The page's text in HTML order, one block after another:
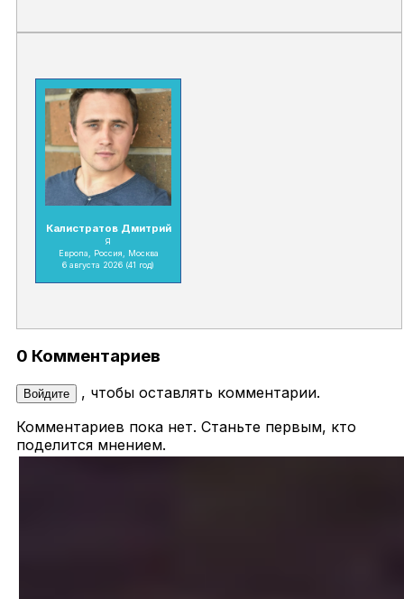
Калистратов Дмитрий
Я
Европа, Россия, Москва
6 августа 2026 (41 год)
0 Комментариев
Войдите
, чтобы оставлять комментарии.
Комментариев пока нет. Станьте первым, кто
поделится мнением.